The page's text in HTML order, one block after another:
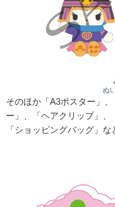
ぬ
そのほか「A3ポスター」
ー」、「ヘアクリップ」、
「ショッピングバッグ」な